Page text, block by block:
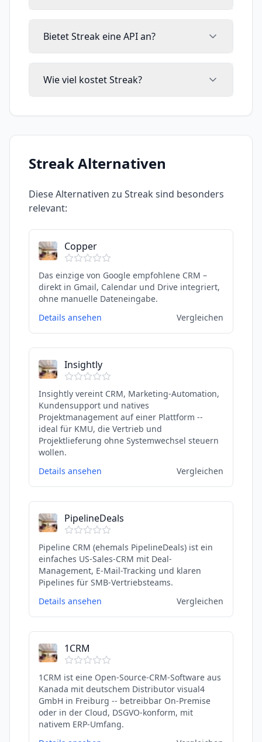
Bietet Streak eine API an?
Wie viel kostet Streak?
StreakAlternativen
Diese Alternativen zu Streak sind besonders
relevant:
Copper
Das einzige von Google empfohlene CRM –
direkt in Gmail, Calendar und Drive integriert,
ohne manuelle Dateneingabe.
Details ansehen
Vergleichen
Insightly
Insightly vereint CRM, Marketing-Automation,
Kundensupport und natives
Projektmanagement auf einer Plattform --
ideal für KMU, die Vertrieb und
Projektlieferung ohne Systemwechsel steuern
wollen.
Details ansehen
Vergleichen
PipelineDeals
Pipeline CRM (ehemals PipelineDeals) ist ein
einfaches US-Sales-CRM mit Deal-
Management, E-Mail-Tracking und klaren
Pipelines für SMB-Vertriebsteams.
Details ansehen
Vergleichen
1CRM
1CRM ist eine Open-Source-CRM-Software aus
Kanada mit deutschem Distributor visual4
GmbH in Freiburg -- betreibbar On-Premise
oder in der Cloud, DSGVO-konform, mit
nativem ERP-Umfang.